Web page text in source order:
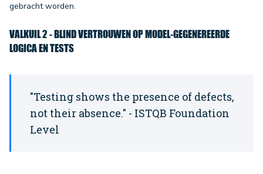
gebracht worden.
VALKUIL 2 - BLIND VERTROUWEN OP MODEL-GEGENEREERDE
LOGICA EN TESTS
"Testing shows the presence of defects,
not their absence." - ISTQB Foundation
Level